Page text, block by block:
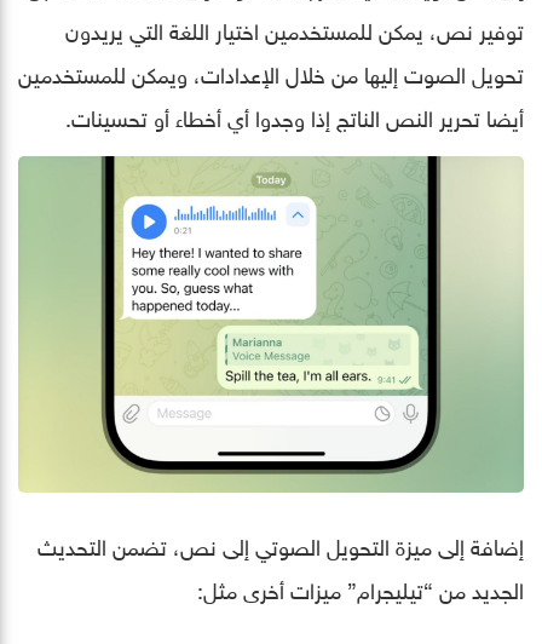
توفير نص، يمكن للمستخدمين اختيار اللغة التي يريدون
تحويل الصوت إليها من خلال الإعدادات، ويمكن للمستخدمين
أيضا تحرير النص الناتج إذا وجدوا أي أخطاء أو تحسينات.
إضافة إلى ميزة التحويل الصوتي إلى نص، تضمن التحديث
الجديد من “تيليجرام” ميزات أخرى مثل: